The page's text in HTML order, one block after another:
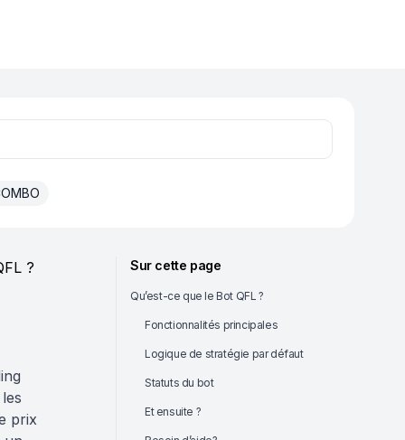
?
prix
Sur cette page
Qu’est-ce que le Bot QFL ?
Fonctionnalités principales
Logique de stratégie par défaut
Statuts du bot
Et ensuite ?